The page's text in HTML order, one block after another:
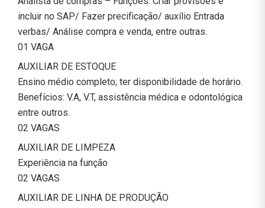
incluir no SAP/ Fazer precificação/ auxílio Entrada
verbas/ Análise compra e venda, entre outras.
01 VAGA
AUXILIAR DE ESTOQUE
Ensino médio completo; ter disponibilidade de horário.
Benefícios: V.A, V.T, assistência médica e odontológica
entre outros.
02 VAGAS
AUXILIAR DE LIMPEZA
Experiência na função
02 VAGAS
AUXILIAR DE LINHA DE PRODUÇÃO